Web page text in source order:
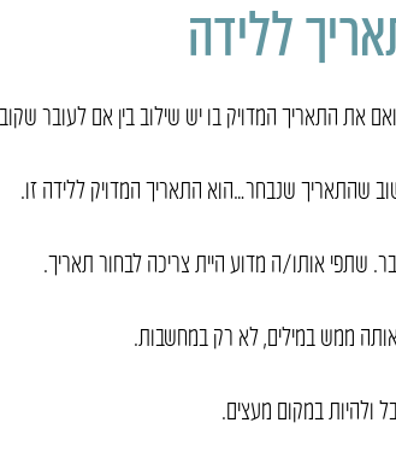
ללידה
את התאריך המדויק בו יש שילוב בין אם לעובר
שהתאריך שנבחר…הוא התאריך המדויק ללידה זו.
שתפי אותו/ה מדוע היית צריכה לבחור תאריך.
ממש במילים, לא רק במחשבות.
ולהיות במקום מעצים.